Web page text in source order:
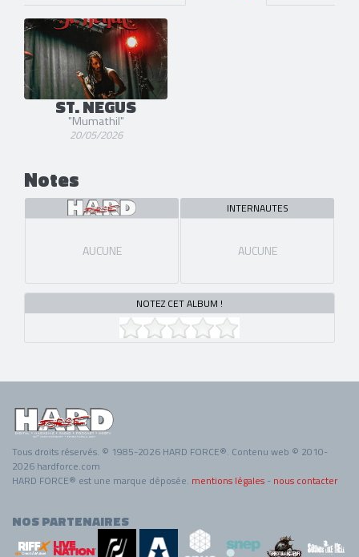
ST. NEGUS
"Mumathil"
20/05/2026
Notes
AUCUNE
INTERNAUTES
AUCUNE
NOTEZ CET ALBUM !
Tous droits réservés. © 1985-2026 HARD FORCE®. Contenu web © 2010-
2026 hardforce.com
HARD FORCE® est une marque déposée. mentions légales - nous contacter
NOS PARTENAIRES